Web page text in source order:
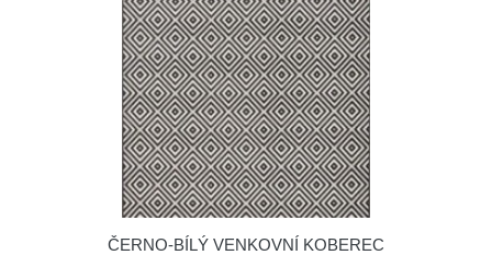
ČERNO-BÍLÝ VENKOVNÍ KOBEREC